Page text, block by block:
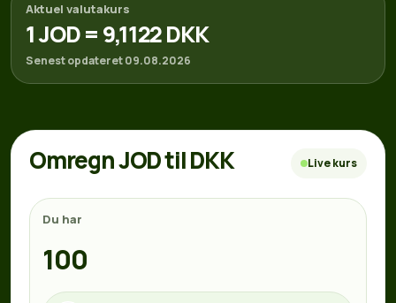
Aktuel valutakurs
1 JOD = 9,1122 DKK
Senest opdateret 09.08.2026
Omregn JOD til DKK Live kurs
Du har